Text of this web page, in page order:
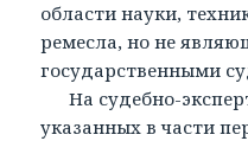
области науки,
ремесла, но не
государственными
На судебно-
указанных в части